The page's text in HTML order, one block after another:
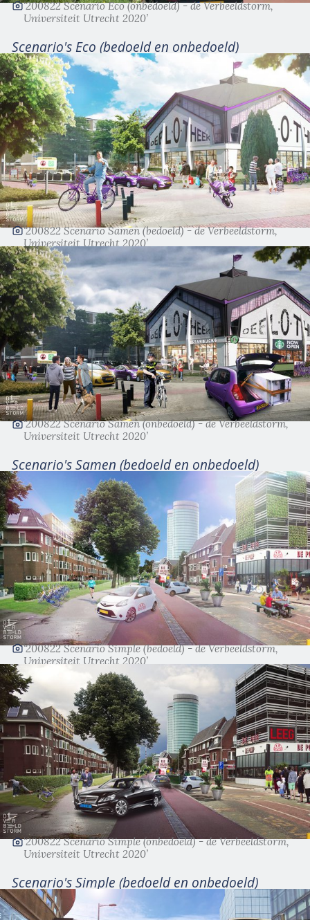
‘200822 Scenario Eco (onbedoeld) - de Verbeeldstorm,
Universiteit Utrecht 2020’
Scenario's Eco (bedoeld en onbedoeld)
‘200822 Scenario Samen (bedoeld) - de Verbeeldstorm,
Universiteit Utrecht 2020’
‘200822 Scenario Samen (onbedoeld) - de Verbeeldstorm,
Universiteit Utrecht 2020’
Scenario's Samen (bedoeld en onbedoeld)
‘200822 Scenario Simple (bedoeld) - de Verbeeldstorm,
Universiteit Utrecht 2020’
‘200822 Scenario Simple (onbedoeld) - de Verbeeldstorm,
Universiteit Utrecht 2020’
Scenario's Simple (bedoeld en onbedoeld)